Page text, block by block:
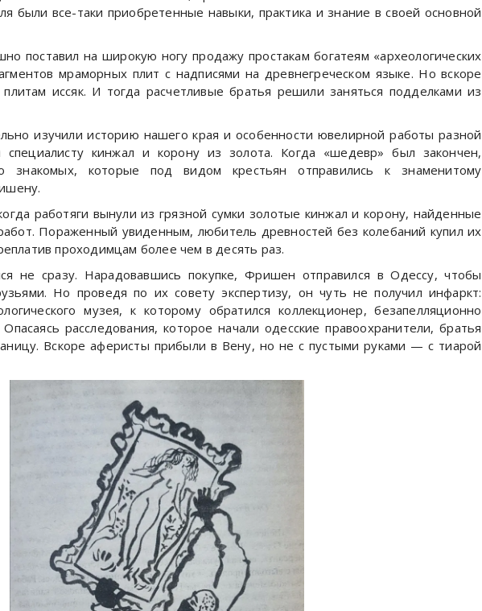
были все-таки приобретенные навыки, практика и знание в своей основной
поставил на широкую ногу продажу простакам богатеям «археологических
мраморных плит с надписями на древнегреческом языке. Но вскоре
иссяк. И тогда расчетливые братья решили заняться подделками из
изучили историю нашего края и особенности ювелирной работы разной
кинжал и корону из золота. Когда «шедевр» был закончен,
которые под видом крестьян отправились к знаменитому
работяги вынули из грязной сумки золотые кинжал и корону, найденные
Пораженный увиденным, любитель древностей без колебаний купил их
проходимцам более чем в десять раз.
не сразу. Нарадовавшись покупке, Фришен отправился в Одессу, чтобы
Но проведя по их совету экспертизу, он чуть не получил инфаркт:
музея, к которому обратился коллекционер, безапелляционно
расследования, которое начали одесские правоохранители, братья
Вскоре аферисты прибыли в Вену, но не с пустыми руками — с тиарой